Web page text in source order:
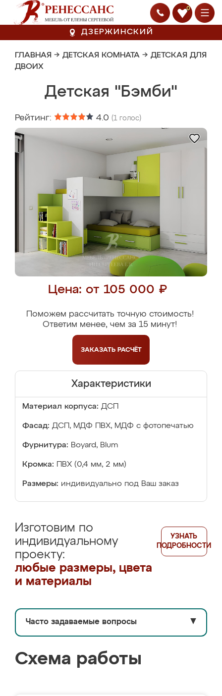
0
ДЗЕРЖИНСКИЙ
ГЛАВНАЯ → ДЕТСКАЯ КОМНАТА → ДЕТСКАЯ ДЛЯ
ДВОИХ
Детская "Бэмби"
Рейтинг: 4.0 (1 голос)
Цена: от 105 000 ₽
Поможем рассчитать точную стоимость!
Ответим менее, чем за 15 минут!
ЗАКАЗАТЬ РАСЧЁТ
Характеристики
Материал корпуса: ДСП
Фасад: ДСП, МДФ ПВХ, МДФ с фотопечатью
Фурнитура: Boyard, Blum
Кромка: ПВХ (0,4 мм, 2 мм)
Размеры: индивидуально под Ваш заказ
Изготовим по
индивидуальному
проекту:
любые размеры, цвета
и материалы
УЗНАТЬ
ПОДРОБНОСТИ
Часто задаваемые вопросы ▼
Схема работы